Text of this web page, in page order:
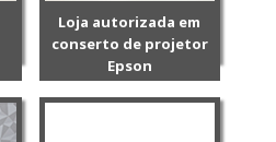
Loja autorizada em
conserto de projetor
Epson